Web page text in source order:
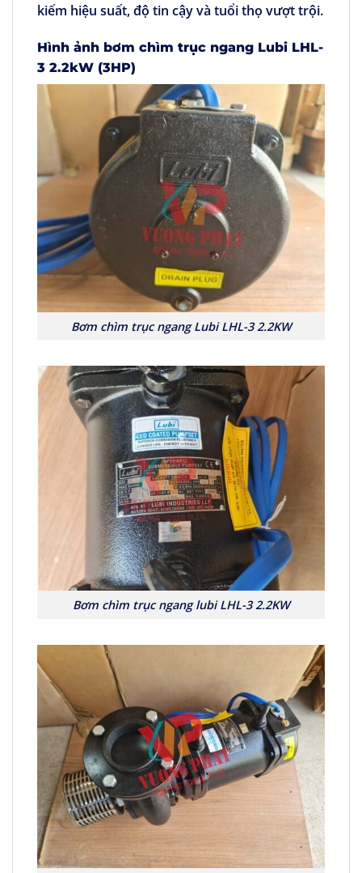
kiếm hiệu suất, độ tin cậy và tuổi thọ vượt trội.
Hình ảnh bơm chìm trục ngang Lubi LHL-
3 2.2kW (3HP)
Bơm chìm trục ngang Lubi LHL-3 2.2KW
Bơm chìm trục ngang lubi LHL-3 2.2KW